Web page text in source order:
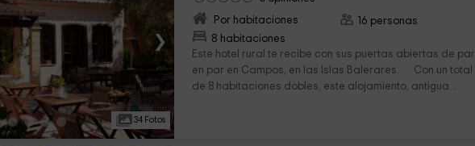
›
34 Fotos
Por habitaciones
8 habitaciones
16 personas
Este hotel rural te recibe con sus puertas abiertas de par
en par en Campos, en las Islas Balerares. Con un total
de 8 habitaciones dobles, este alojamiento, antigua...